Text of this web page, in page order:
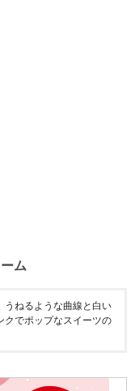
ム
うねるような曲線と白い
クでポップなスイーツの